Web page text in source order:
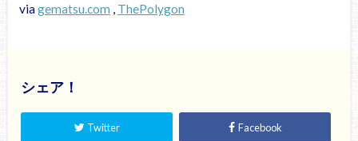
viagematsu.com , ThePolygon
シェア！
Twitter Facebook